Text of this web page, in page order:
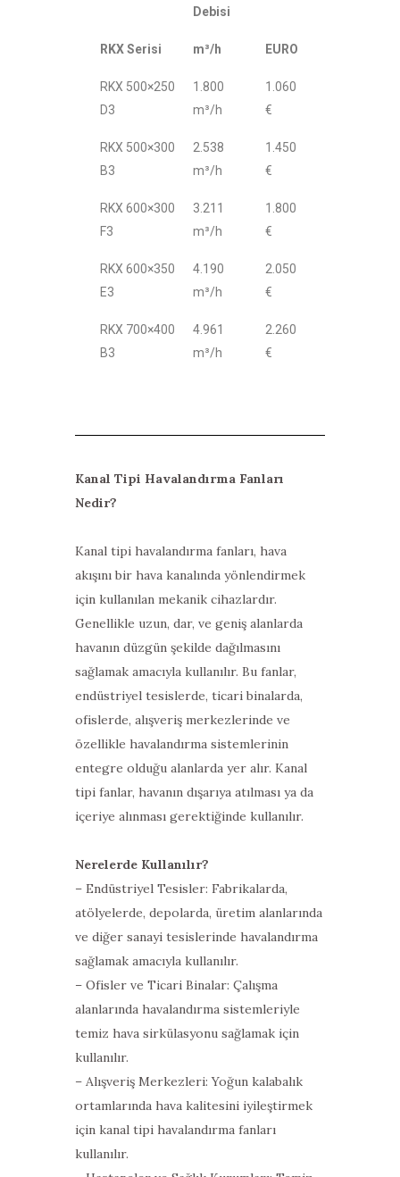
Debisi
RKX Serisi m³/h EURO
RKX 500×250
D3
1.800
m³/h
1.060
€
RKX 500×300
B3
2.538
m³/h
1.450
€
RKX 600×300
F3
3.211
m³/h
1.800
€
RKX 600×350
E3
4.190
m³/h
2.050
€
RKX 700×400
B3
4.961
m³/h
2.260
€
Kanal Tipi Havalandırma Fanları
Nedir?
Kanal tipi havalandırma fanları, hava
akışını bir hava kanalında yönlendirmek
için kullanılan mekanik cihazlardır.
Genellikle uzun, dar, ve geniş alanlarda
havanın düzgün şekilde dağılmasını
sağlamak amacıyla kullanılır. Bu fanlar,
endüstriyel tesislerde, ticari binalarda,
ofislerde, alışveriş merkezlerinde ve
özellikle havalandırma sistemlerinin
entegre olduğu alanlarda yer alır. Kanal
tipi fanlar, havanın dışarıya atılması ya da
içeriye alınması gerektiğinde kullanılır.
Nerelerde Kullanılır?
– Endüstriyel Tesisler: Fabrikalarda,
atölyelerde, depolarda, üretim alanlarında
ve diğer sanayi tesislerinde havalandırma
sağlamak amacıyla kullanılır.
– Ofisler ve Ticari Binalar: Çalışma
alanlarında havalandırma sistemleriyle
temiz hava sirkülasyonu sağlamak için
kullanılır.
– Alışveriş Merkezleri: Yoğun kalabalık
ortamlarında hava kalitesini iyileştirmek
için kanal tipi havalandırma fanları
kullanılır.